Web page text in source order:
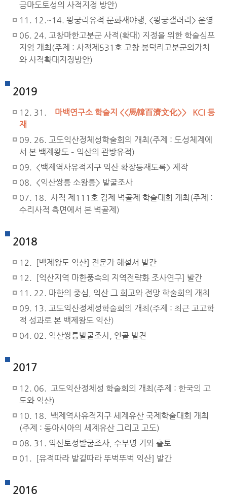
금마도토성의 사적지정 방안)
11. 12.~14. 왕궁리유적 문화재야행, <왕궁갤러리> 운영
06. 24. 고창마한고분군 사적(확대) 지정을 위한 학술심포
지엄 개최(주제 : 사적제531호 고창 봉덕리고분군의가치
와 사적확대지정방안)
2019
12. 31. 마백연구소 학술지 <<馬韓百濟文化>> KCI 등
재
09. 26. 고도익산정체성학술회의 개최(주제 : 도성체계에
서 본 백제왕도 – 익산의 관방유적)
09. <백제역사유적지구 익산 확장등재도록> 제작
08. <익산쌍릉 소왕릉> 발굴조사
07. 18. 사적 제111호 김제 벽골제 학술대회 개최(주제 :
수리사적 측면에서 본 벽골제)
2018
12. [백제왕도 익산] 전문가 해설서 발간
12. [익산지역 마한풍속의 지역전략화 조사연구] 발간
11. 22. 마한의 중심, 익산 그 회고와 전망 학술회의 개최
09. 13. 고도익산정체성학술회의 개최(주제 : 최근 고고학
적 성과로 본 백제왕도 익산)
04. 02. 익산쌍릉발굴조사, 인골 발견
2017
12. 06. 고도익산정체성 학술회의 개최(주제 : 한국의 고
도와 익산)
10. 18. 백제역사유적지구 세계유산 국제학술대회 개최
(주제 : 동아시아의 세계유산 그리고 고도)
08. 31. 익산토성발굴조사, 수부명 기와 출토
01. [유적따라 발길따라 뚜벅뚜벅 익산] 발간
2016